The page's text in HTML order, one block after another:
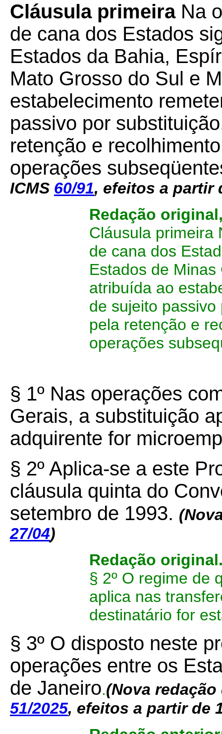
Cláusula primeira Na
de cana dos Estados
Estados da Bahia,
Mato Grosso do Sul e
estabelecimento
passivo por
retenção e
operações
ICMS 60/91, efeitos a partir
Redação
Cláusula primeira
de cana dos
Estados de
atribuída ao
de sujeito
pela retenção e
operações
§ 1º Nas operações
Gerais, a substituição
adquirente for
§ 2º Aplica-se a este
cláusula quinta do
setembro de 1993.
27/04)
Redação
§ 2º O regime de
aplica nas
destinatário for
§ 3º O disposto neste
operações entre os
de Janeiro.(Nova
51/2025, efeitos a partir de